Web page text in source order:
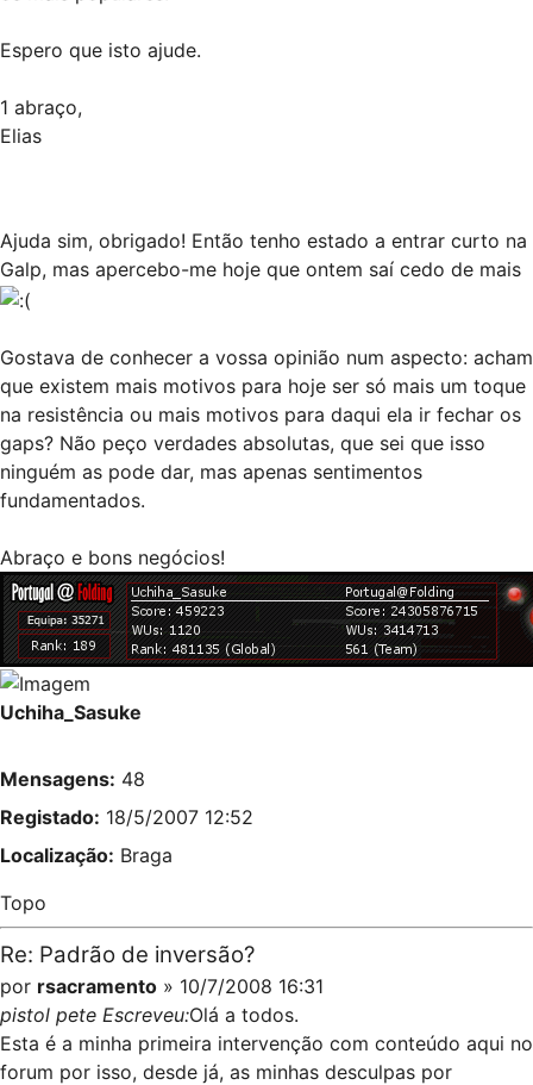
Espero que isto ajude.
1 abraço,
Elias
Ajuda sim, obrigado! Então tenho estado a entrar curto na
Galp, mas apercebo-me hoje que ontem saí cedo de mais
Gostava de conhecer a vossa opinião num aspecto: acham
que existem mais motivos para hoje ser só mais um toque
na resistência ou mais motivos para daqui ela ir fechar os
gaps? Não peço verdades absolutas, que sei que isso
ninguém as pode dar, mas apenas sentimentos
fundamentados.
Abraço e bons negócios!
Uchiha_Sasuke
Mensagens: 48
Registado: 18/5/2007 12:52
Localização: Braga
Topo
Re: Padrão de inversão?
por rsacramento » 10/7/2008 16:31
pistol pete Escreveu:Olá a todos.
Esta é a minha primeira intervenção com conteúdo aqui no
forum por isso, desde já, as minhas desculpas por